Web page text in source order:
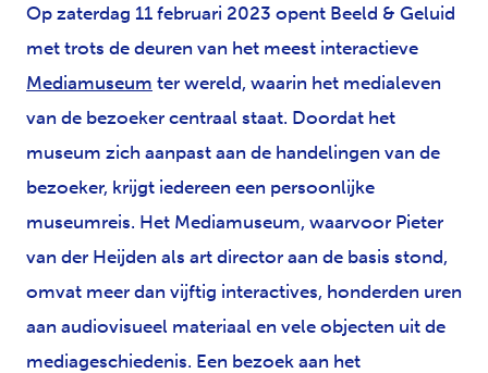
Op zaterdag 11 februari 2023 opent Beeld & Geluid
met trots de deuren van het meest interactieve
Mediamuseum ter wereld, waarin het medialeven
van de bezoeker centraal staat. Doordat het
museum zich aanpast aan de handelingen van de
bezoeker, krijgt iedereen een persoonlijke
museumreis. Het Mediamuseum, waarvoor Pieter
van der Heijden als art director aan de basis stond,
omvat meer dan vijftig interactives, honderden uren
aan audiovisueel materiaal en vele objecten uit de
mediageschiedenis. Een bezoek aan het